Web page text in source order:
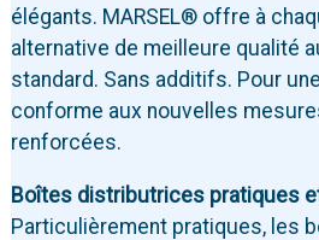
élégants. MARSEL® offre à
alternative de meilleure qualité
standard. Sans additifs. Pour
conforme aux nouvelles
renforcées.
Boîtes distributrices pratiques
Particulièrement pratiques, les